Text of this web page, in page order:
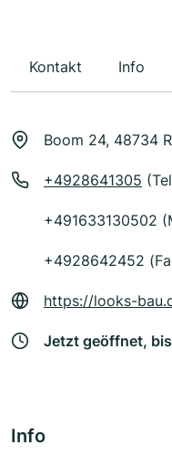
Kontakt Info
Boom 24, 48734
+4928641305
+491633130502
+4928642452
https://looks-
Jetzt geöffnet,
Info